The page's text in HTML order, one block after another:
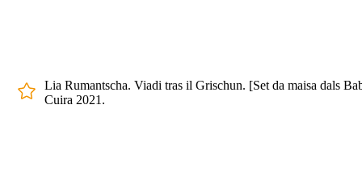
Lia Rumantscha. Viadi tras il Grischun. [Set da maisa dals
Cuira 2021.